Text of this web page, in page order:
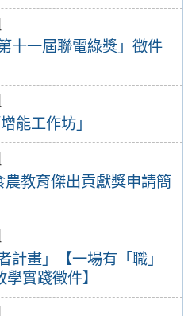
十一屆聯電綠獎」徵件
能工作坊」
教育傑出貢獻獎申請簡
計畫」【一場有「職」
實踐徵件】